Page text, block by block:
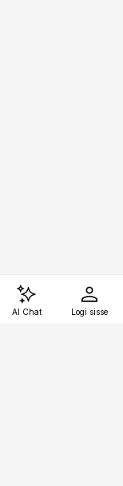
AI Chat Logi sisse